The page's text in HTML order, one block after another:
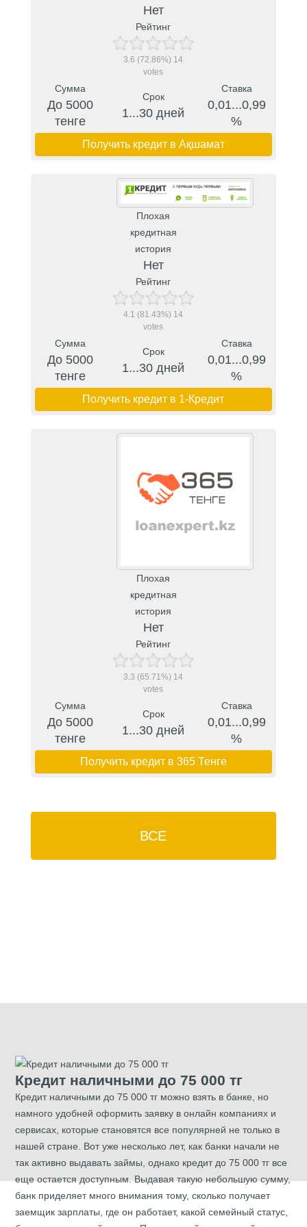
Нет
Рейтинг
3.6 (72.86%) 14
votes
Сумма
До 5000
тенге
Срок
1...30 дней
Ставка
0,01...0,99
%
Получить кредит в Ақшамат
Плохая
кредитная
история
Нет
Рейтинг
4.1 (81.43%) 14
votes
Сумма
До 5000
тенге
Срок
1...30 дней
Ставка
0,01...0,99
%
Получить кредит в 1-Кредит
Плохая
кредитная
история
Нет
Рейтинг
3.3 (65.71%) 14
votes
Сумма
До 5000
тенге
Срок
1...30 дней
Ставка
0,01...0,99
%
Получить кредит в 365 Тенге
ВСЕ
Кредит наличными до 75 000 тг
Кредит наличными до 75 000 тг можно взять в банке, но
намного удобней оформить заявку в онлайн компаниях и
сервисах, которые становятся все популярней не только в
нашей стране. Вот уже несколько лет, как банки начали не
так активно выдавать займы, однако кредит до 75 000 тг все
еще остается доступным. Выдавая такую небольшую сумму,
банк приделяет много внимания тому, сколько получает
заемщик зарплаты, где он работает, какой семейный статус,